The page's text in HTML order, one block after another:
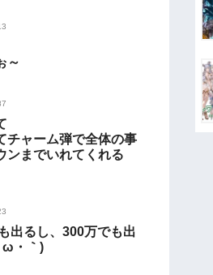
～
チャーム弾で全体の事
ンまでいれてくれる
出るし、300万でも出
ω・｀)